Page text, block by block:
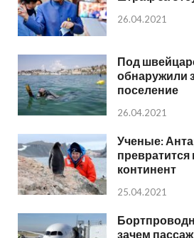
26.04.2021
Под
обнаружили
поселение
26.04.2021
Ученые:
континент
25.04.2021
зачем